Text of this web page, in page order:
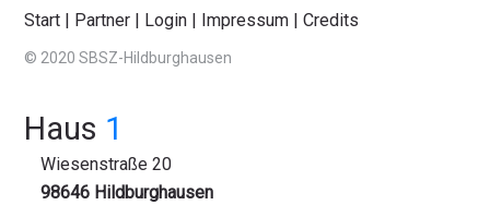
Start Partner Login Impressum |Credits
© 2020 SBSZ-Hildburghausen
Haus 1
Wiesenstraße 20
98646 Hildburghausen